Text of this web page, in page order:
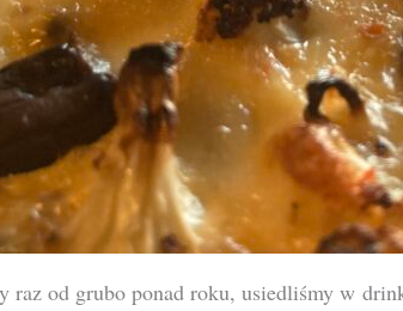
raz od grubo ponad roku, usiedliśmy w